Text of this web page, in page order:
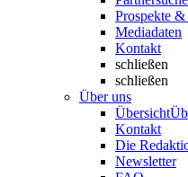
Prospekte
Mediadaten
Kontakt
schließen
schließen
Über uns
Übersicht
Kontakt
Die
Newsletter